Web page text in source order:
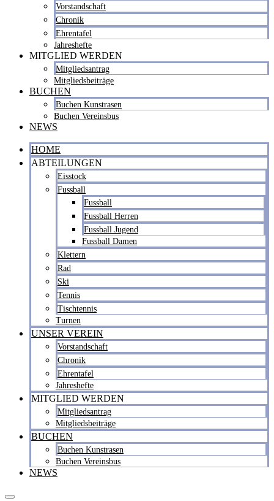
Vorstandschaft
Chronik
Ehrentafel
Jahreshefte
MITGLIED WERDEN
Mitgliedsantrag
Mitgliedsbeiträge
BUCHEN
Buchen Kunstrasen
Buchen Vereinsbus
NEWS
HOME
ABTEILUNGEN
Eisstock
Fussball
Fussball
Fussball Herren
Fussball Jugend
Fussball Damen
Klettern
Rad
Ski
Tennis
Tischtennis
Turnen
UNSER VEREIN
Vorstandschaft
Chronik
Ehrentafel
Jahreshefte
MITGLIED WERDEN
Mitgliedsantrag
Mitgliedsbeiträge
BUCHEN
Buchen Kunstrasen
Buchen Vereinsbus
NEWS